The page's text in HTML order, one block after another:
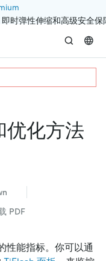
时弹性伸缩和高级安全保
优化方法
PDF
性能指标。你可以通